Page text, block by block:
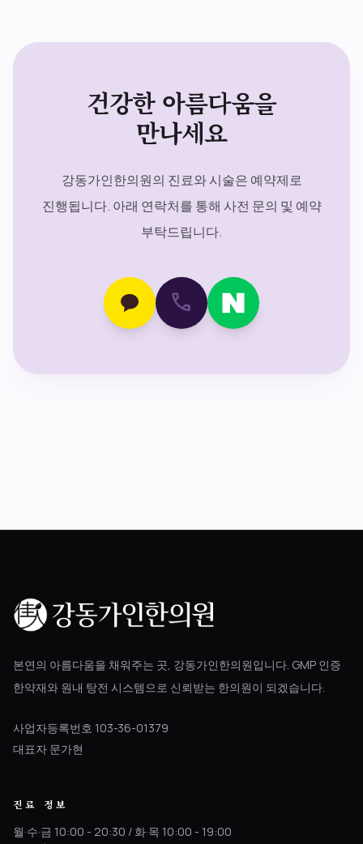
건강한 아름다움을
만나세요
강동가인한의원의 진료와 시술은 예약제로
진행됩니다. 아래 연락처를 통해 사전 문의 및 예약
부탁드립니다.
call
본연의 아름다움을 채워주는 곳, 강동가인한의원입니다. GMP 인증
한약재와 원내 탕전 시스템으로 신뢰받는 한의원이 되겠습니다.
사업자등록번호 103-36-01379
대표자 문가현
진료 정보
월·수·금 10:00 - 20:30 / 화·목 10:00 - 19:00